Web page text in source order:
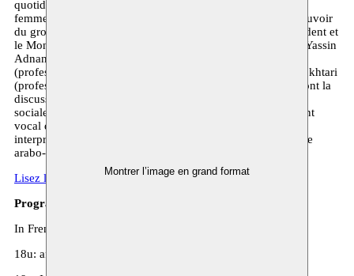
Montrer l’image en grand format
quotidien britannique The Guardian l’a citée parmi les cent
femmes arabes les plus influentes. Son œuvre explore le pouvoir
du groupe, le genre et l’islam et jette des ponts entre l’Occident et
le Monde arabe. Au cours de la soirée de commémoration, Yassin
Adnan (poète, romancier et journaliste), Soumia Boutkhil
(professeur Université Mohamed V et auteur) et Najib Elmokhtari
(professeur à l’Université Internationale de Rabat) engageront la
discussion autour de leur relation avec la pensée et l’action
sociale de Fatima Mernissi. Pour clôturer, le plus grand talent
vocal du Maroc et l’Amsterdams Andalusisch Orkest
interpréteront un programme intense et poignant de musique
arabo-andalouse.
Lisez l’auteur Yassin Adnan au sujet de Fatima Mernissi
Programme
In French and dutch with simultaneous translation
18u: afterwork reception and networking